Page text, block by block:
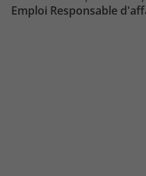
Emploi Responsable